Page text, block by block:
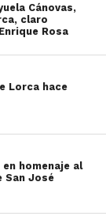
Cánovas,
claro
Rosa
Lorca hace
homenaje al
San José